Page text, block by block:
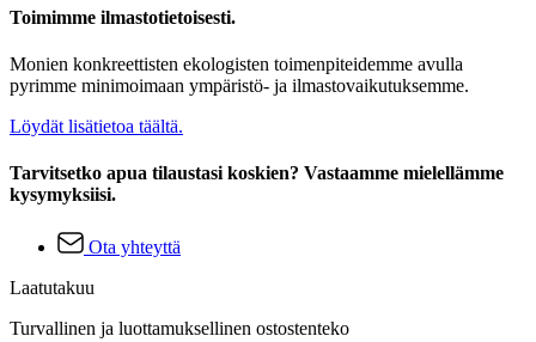
Toimimme ilmastotietoisesti.
Monien konkreettisten ekologisten toimenpiteidemme avulla
pyrimme minimoimaan ympäristö- ja ilmastovaikutuksemme.
Löydät lisätietoa täältä.
Tarvitsetko apua tilaustasi koskien? Vastaamme mielellämme
kysymyksiisi.
Ota yhteyttä
Laatutakuu
Turvallinen ja luottamuksellinen ostostenteko